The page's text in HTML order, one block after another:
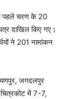
पहले चरण के 20
दाखिल किए गए।
ने 201 नामांकन
जगदलपुर
में 7-7,